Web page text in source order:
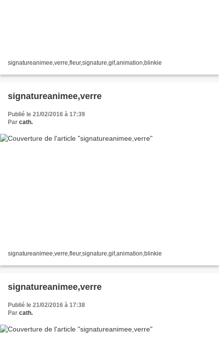
signatureanimee,verre,fleur,signature,gif,animation,blinkie
signatureanimee,verre
Publié le 21/02/2016 à 17:39
Par cath.
signatureanimee,verre,fleur,signature,gif,animation,blinkie
signatureanimee,verre
Publié le 21/02/2016 à 17:38
Par cath.